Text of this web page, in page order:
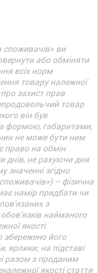
споживачів» ви
або обміняти
всіх норм
товару належної
захист прав
товар
він був
формою, габаритами,
не може бути ним
право на обмін
днів, не рахуючи дня
значенні згідно
– фізична
намір придбати чи
з
найманого
якості
збережено його
ярлики; на підставі
разом з проданим
якості стаття